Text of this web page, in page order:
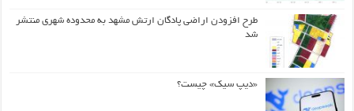
طرح افزودن اراضی پادگان ارتش مشهد به محدوده شهری منتشر
شد
«دیپ سیک» چیست؟